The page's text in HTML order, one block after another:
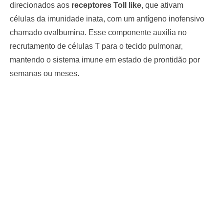
direcionados aos receptores Toll like, que ativam
células da imunidade inata, com um antígeno inofensivo
chamado ovalbumina. Esse componente auxilia no
recrutamento de células T para o tecido pulmonar,
mantendo o sistema imune em estado de prontidão por
semanas ou meses.